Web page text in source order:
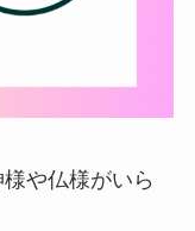
や仏様がいら